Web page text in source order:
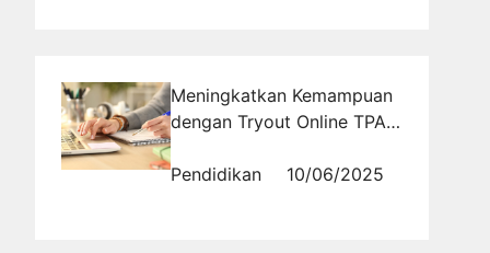
Meningkatkan Kemampuan
dengan Tryout Online TPA
Pendidikan
10/06/2025